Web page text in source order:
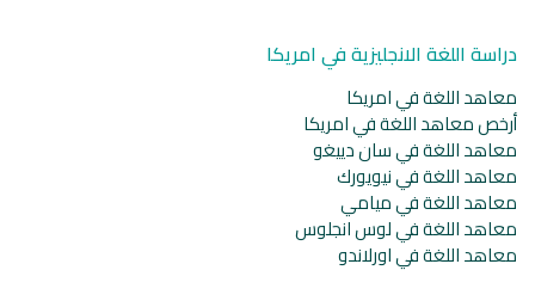
دراسة اللغة الانجليزية في امريكا
معاهد اللغة في امريكا
أرخص معاهد اللغة في امريكا
معاهد اللغة في سان دييغو
معاهد اللغة في نيويورك
معاهد اللغة في ميامي
معاهد اللغة في لوس انجلوس
معاهد اللغة في اورلاندو